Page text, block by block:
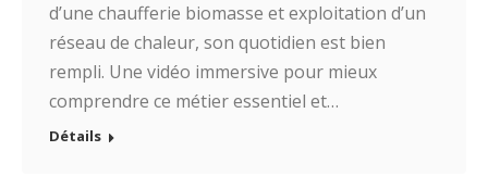
d’une chaufferie biomasse et exploitation d’un
réseau de chaleur, son quotidien est bien
rempli. Une vidéo immersive pour mieux
comprendre ce métier essentiel et…
Détails